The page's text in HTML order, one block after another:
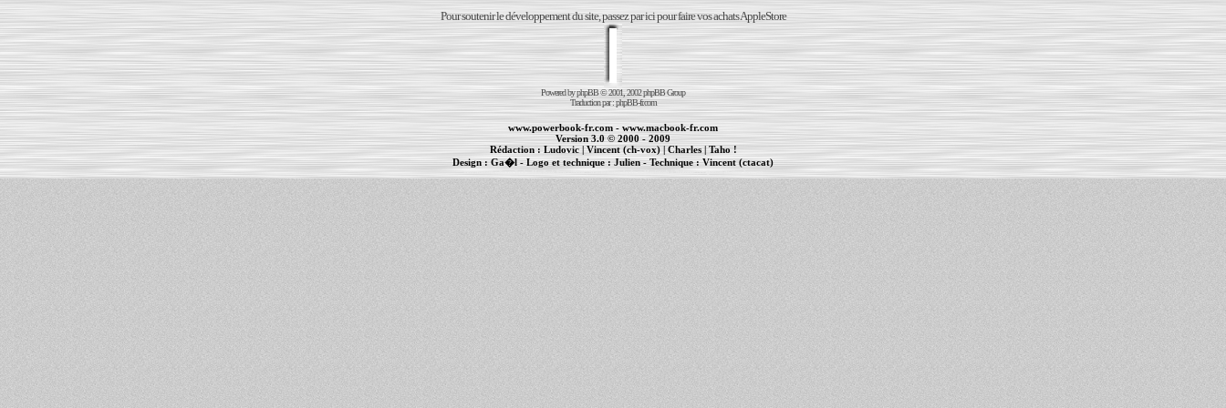
Pour soutenir le développement du site, passez par ici pour faire vos achats AppleStore
Powered byphpBB© 2001, 2002 phpBB Group
Traduction par :phpBB-fr.com
www.powerbook-fr.com - www.macbook-fr.com
Version 3.0 © 2000 - 2009
Rédaction : Ludovic|Vincent (ch-vox)| Charles|Taho !
Design :Ga�l - Logo et technique : Julien - Technique :Vincent (ctacat)
| | cr�ation de sites Internet